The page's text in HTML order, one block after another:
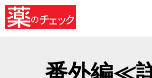
番外編≪